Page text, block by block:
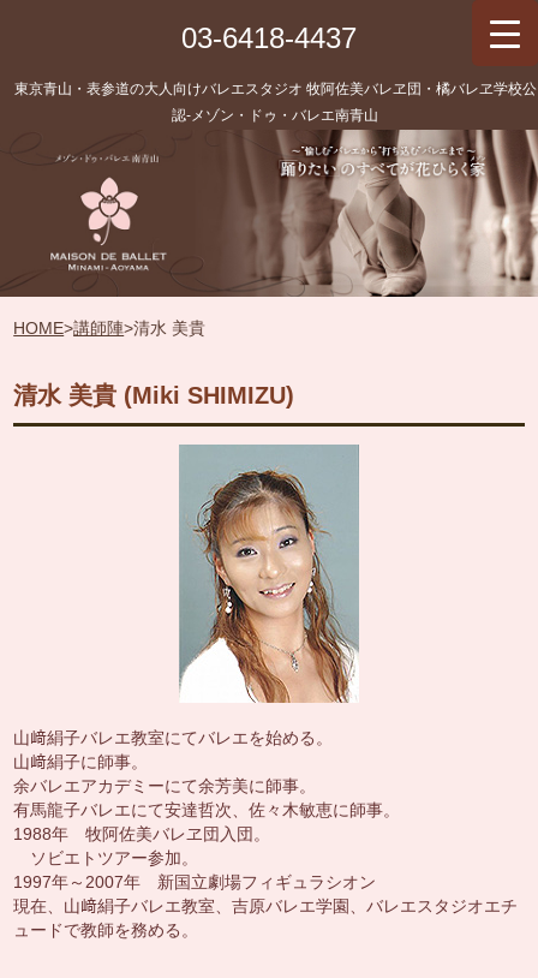
03-6418-4437
東京青山・表参道の大人向けバレエスタジオ 牧阿佐美バレヱ団・橘バレヱ学校公
認‐メゾン・ドゥ・バレエ南青山
HOME>講師陣>清水 美貴
清水 美貴 (Miki SHIMIZU)
山﨑絹子バレエ教室にてバレエを始める。
山﨑絹子に師事。
余バレエアカデミーにて余芳美に師事。
有馬龍子バレエにて安達哲次、佐々木敏恵に師事。
1988年 牧阿佐美バレヱ団入団。
ソビエトツアー参加。
1997年～2007年 新国立劇場フィギュラシオン
現在、山﨑絹子バレエ教室、吉原バレエ学園、バレエスタジオエチ
ュードで教師を務める。